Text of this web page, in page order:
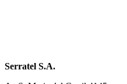
Serratel S.A.